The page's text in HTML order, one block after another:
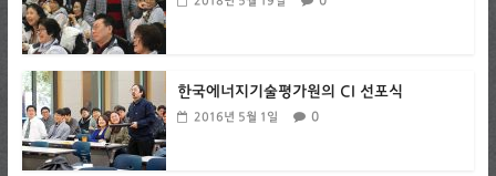
한국에너지기술평가원의 CI 선포식
2016년 5월 1일 0